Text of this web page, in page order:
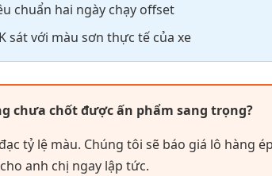
chuẩn hai ngày chạy offset
sát với màu sơn thực tế của xe
chưa chốt được ấn phẩm sang trọng?
tỷ lệ màu. Chúng tôi sẽ báo giá lô hàng
anh chị ngay lập tức.